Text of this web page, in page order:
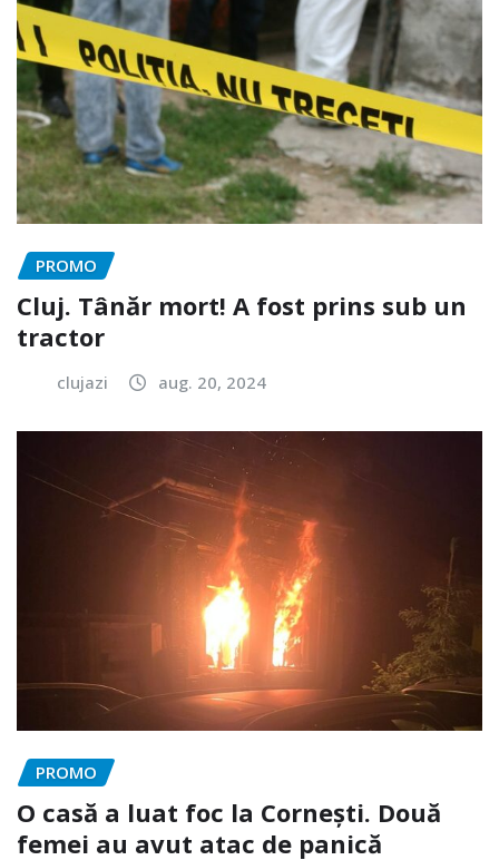
PROMO
Cluj. Tânăr mort! A fost prins sub un
tractor
clujazi aug. 20, 2024
PROMO
O casă a luat foc la Cornești. Două
femei au avut atac de panică